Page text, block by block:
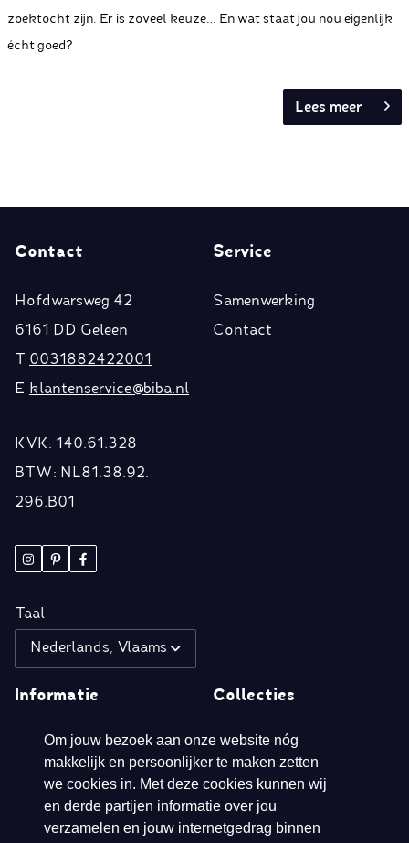
Om jouw bezoek aan onze website nóg
makkelijk en persoonlijker te maken zetten
we cookies in. Met deze cookies kunnen wij
en derde partijen informatie over jou
verzamelen en jouw internetgedrag binnen
zoektocht zijn. Er is zoveel keuze… En wat staat jou nou eigenlijk
écht goed?
Lees meer
Contact
Hofdwarsweg 42
6161 DD Geleen
T
0031882422001
E klantenservice@biba.nl
KVK: 140.61.328
BTW: NL81.38.92.
296.B01
Taal
Nederlands, Vlaams
Service
Samenwerking
Contact
Informatie
Over ons
Disclaimer
Cookie- en
Collecties
Spring/Summer 2026
Herfst/Winter 2025
Spring/Summer 2025
Autumn/winter 2024